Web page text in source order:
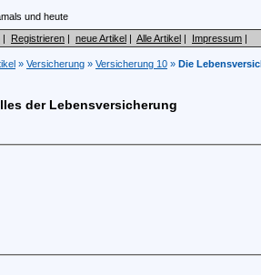
| Registrieren | neue Artikel | Alle Artikel | Impressum |
» Versicherung » Versicherung 10 » Die
der Lebensversicherung